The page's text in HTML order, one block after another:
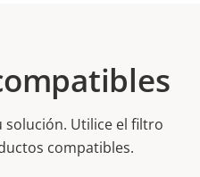
solución. Utilice el filtro
compatibles.